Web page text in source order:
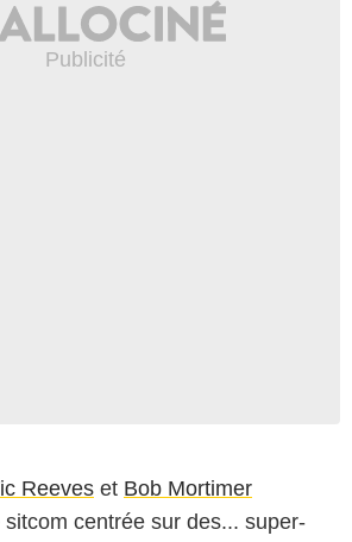
Reeves et Bob Mortimer
centrée sur des... super-